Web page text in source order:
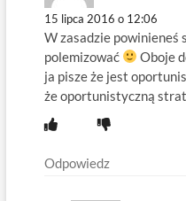
15 lipca 2016 o 12:06
W zasadzie powinieneś
polemizować
Oboje
ja pisze że jest
że oportunistyczną
Odpowiedz